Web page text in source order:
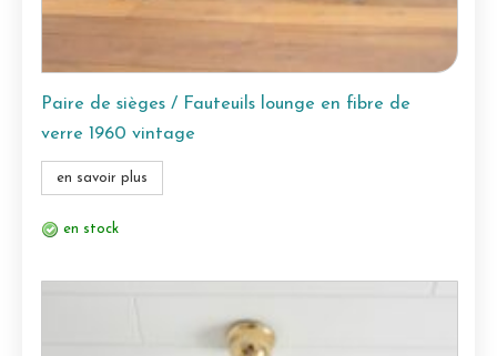
Paire de sièges / Fauteuils lounge en fibre de
verre 1960 vintage
en savoir plus
en stock